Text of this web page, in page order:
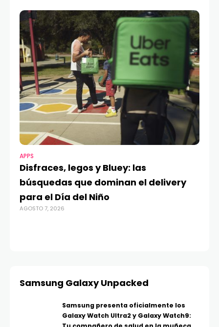
APPS
Disfraces, legos y Bluey: las
búsquedas que dominan el delivery
para el Día del Niño
AGOSTO 7, 2026
Samsung Galaxy Unpacked
Samsung presenta oficialmente los
Galaxy Watch Ultra2 y Galaxy Watch9: